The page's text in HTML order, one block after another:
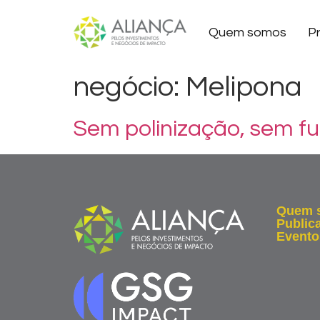
Quem somos
negócio: Melipona
Sem polinização, sem
Quem